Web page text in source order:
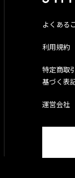
よくある
利用規約
特定商取
基づく表
運営会社